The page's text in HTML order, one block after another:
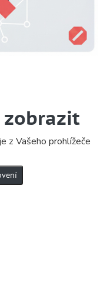
z Vašeho prohlížeče